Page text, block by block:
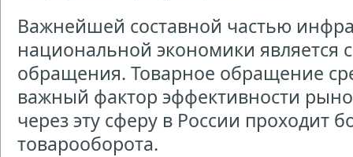
Важнейшей составной частью
национальной экономики является
обращения. Товарное обращение
важный фактор эффективности
через эту сферу в России проходит
товарооборота.